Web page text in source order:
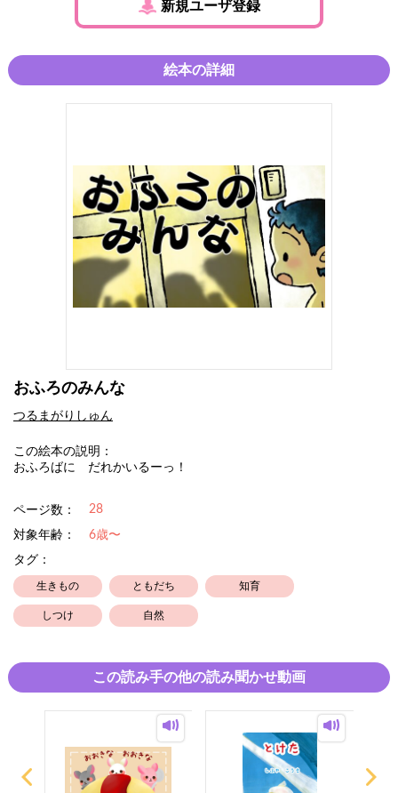
新規ユーザ登録
絵本の詳細
おふろのみんな
つるまがりしゅん
この絵本の説明：
おふろばに だれかいるーっ！
ページ数： 28
対象年齢：
6歳〜
タグ：
生きもの ともだち 知育
しつけ 自然
この読み手の他の読み聞かせ動画